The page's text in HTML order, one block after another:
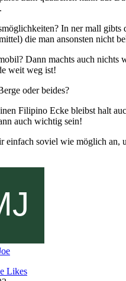
In ner mall gibts
die man ansonsten nicht
Dann machts auch nichts
weit weg ist!
oder beides?
Filipino Ecke bleibst halt
auch wichtig sein!
einfach soviel wie möglich an,
Likes